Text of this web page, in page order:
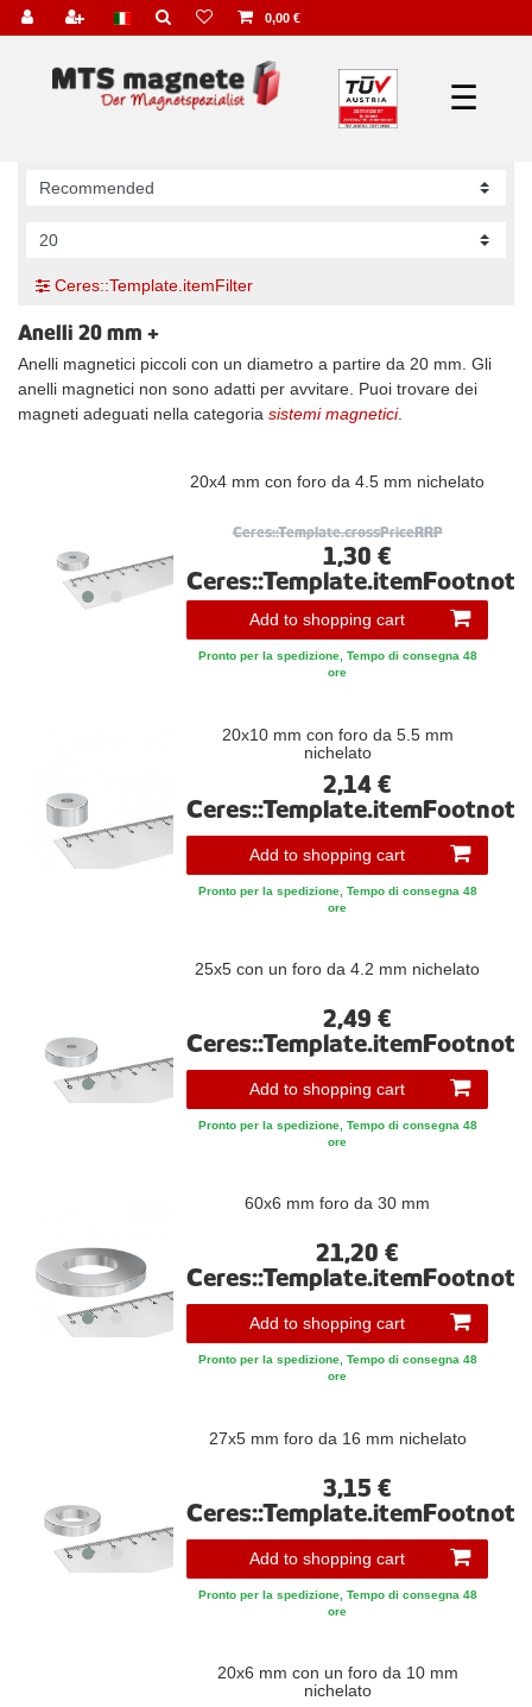
0,00 €
☰
Ceres::Template.itemFilter
Anelli 20 mm +
Anelli magnetici piccoli con un diametro a partire da 20 mm. Gli
anelli magnetici non sono adatti per avvitare. Puoi trovare dei
magneti adeguati nella categoria sistemi magnetici.
20x4 mm con foro da 4.5 mm nichelato
Ceres::Template.crossPriceRRP
1,30 €
Ceres::Template.itemFootnote
Add to shopping cart
Pronto per la spedizione, Tempo di consegna 48
ore
20x10 mm con foro da 5.5 mm
nichelato
2,14 €
Ceres::Template.itemFootnote
Add to shopping cart
Pronto per la spedizione, Tempo di consegna 48
ore
25x5 con un foro da 4.2 mm nichelato
2,49 €
Ceres::Template.itemFootnote
Add to shopping cart
Pronto per la spedizione, Tempo di consegna 48
ore
60x6 mm foro da 30 mm
21,20 €
Ceres::Template.itemFootnote
Add to shopping cart
Pronto per la spedizione, Tempo di consegna 48
ore
27x5 mm foro da 16 mm nichelato
3,15 €
Ceres::Template.itemFootnote
Add to shopping cart
Pronto per la spedizione, Tempo di consegna 48
ore
20x6 mm con un foro da 10 mm
nichelato